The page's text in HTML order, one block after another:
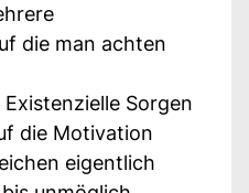
die man achten
Existenzielle Sorgen
die Motivation
eigentlich